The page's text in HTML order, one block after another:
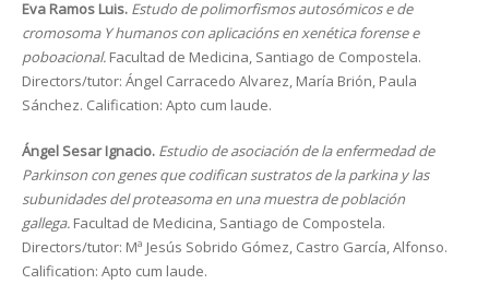
Eva Ramos Luis. Estudo de polimorfismos autosómicos e de
cromosoma Y humanos con aplicacións en xenética forense e
poboacional. Facultad de Medicina, Santiago de Compostela.
Directors/tutor: Ángel Carracedo Alvarez, María Brión, Paula
Sánchez. Calification: Apto cum laude.
Ángel Sesar Ignacio. Estudio de asociación de la enfermedad de
Parkinson con genes que codifican sustratos de la parkina y las
subunidades del proteasoma en una muestra de población
gallega. Facultad de Medicina, Santiago de Compostela.
Directors/tutor: Mª Jesús Sobrido Gómez, Castro García, Alfonso.
Calification: Apto cum laude.